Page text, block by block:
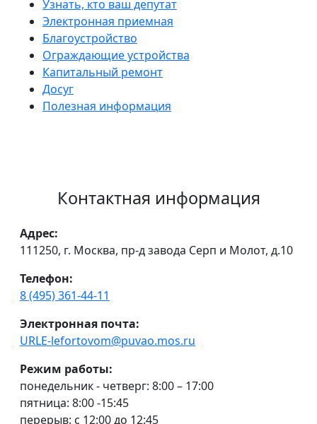
Узнать, кто ваш депутат
Электронная приемная
Благоустройство
Ограждающие устройства
Капитальный ремонт
Досуг
Полезная информация
Контактная информация
Адрес:
111250, г. Москва, пр-д завода Серп и Молот, д.10
Телефон:
8 (495) 361-44-11
Электронная почта:
URLE-lefortovom@puvao.mos.ru
Режим работы:
понедельник - четверг: 8:00 – 17:00
пятница: 8:00 -15:45
перерыв: с 12:00 до 12:45